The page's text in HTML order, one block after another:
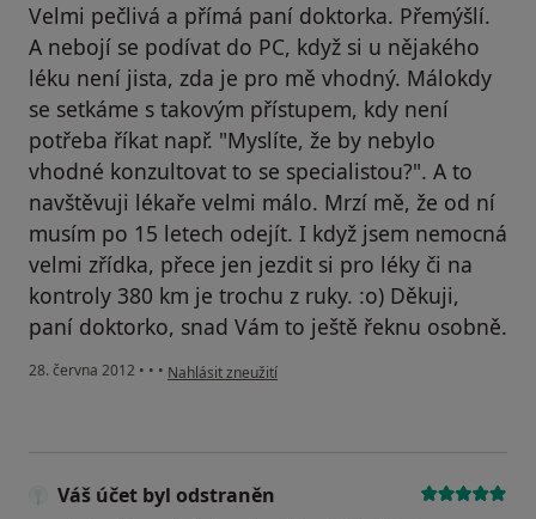
Velmi pečlivá a přímá paní doktorka. Přemýšlí.
A nebojí se podívat do PC, když si u nějakého
léku není jista, zda je pro mě vhodný. Málokdy
se setkáme s takovým přístupem, kdy není
potřeba říkat např. "Myslíte, že by nebylo
vhodné konzultovat to se specialistou?". A to
navštěvuji lékaře velmi málo. Mrzí mě, že od ní
musím po 15 letech odejít. I když jsem nemocná
velmi zřídka, přece jen jezdit si pro léky či na
kontroly 380 km je trochu z ruky. :o) Děkuji,
paní doktorko, snad Vám to ještě řeknu osobně.
28. června 2012 • • • podle názoru uživatele Váš účet byl odstraněn
Nahlásit zneužití
Váš účet byl odstraněn